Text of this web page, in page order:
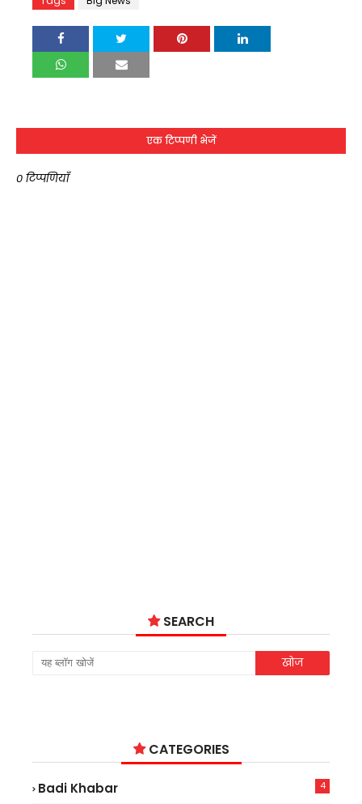
एक टिप्पणी भेजें
0 टिप्पणियाँ
SEARCH
CATEGORIES
Badi Khabar 4